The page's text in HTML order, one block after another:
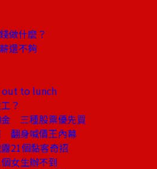
做什麼？
還不夠
out to lunch
？
金 三種股票優先買
翻身喊價王內幕
21個黏客奇招
女生辦不到